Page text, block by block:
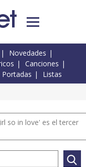
Novedades
Canciones
Portadas Listas
so in love' es el tercer